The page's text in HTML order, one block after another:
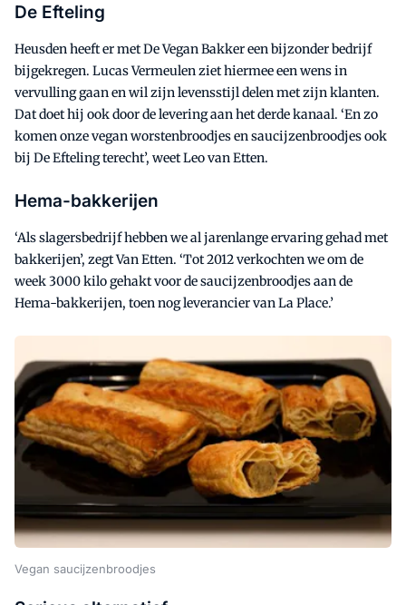
De Efteling
Heusden heeft er met De Vegan Bakker een bijzonder bedrijf
bijgekregen. Lucas Vermeulen ziet hiermee een wens in
vervulling gaan en wil zijn levensstijl delen met zijn klanten.
Dat doet hij ook door de levering aan het derde kanaal. ‘En zo
komen onze vegan worstenbroodjes en saucijzenbroodjes ook
bij De Efteling terecht’, weet Leo van Etten.
Hema-bakkerijen
‘Als slagersbedrijf hebben we al jarenlange ervaring gehad met
bakkerijen’, zegt Van Etten. ‘Tot 2012 verkochten we om de
week 3000 kilo gehakt voor de saucijzenbroodjes aan de
Hema-bakkerijen, toen nog leverancier van La Place.’
Vegan saucijzenbroodjes